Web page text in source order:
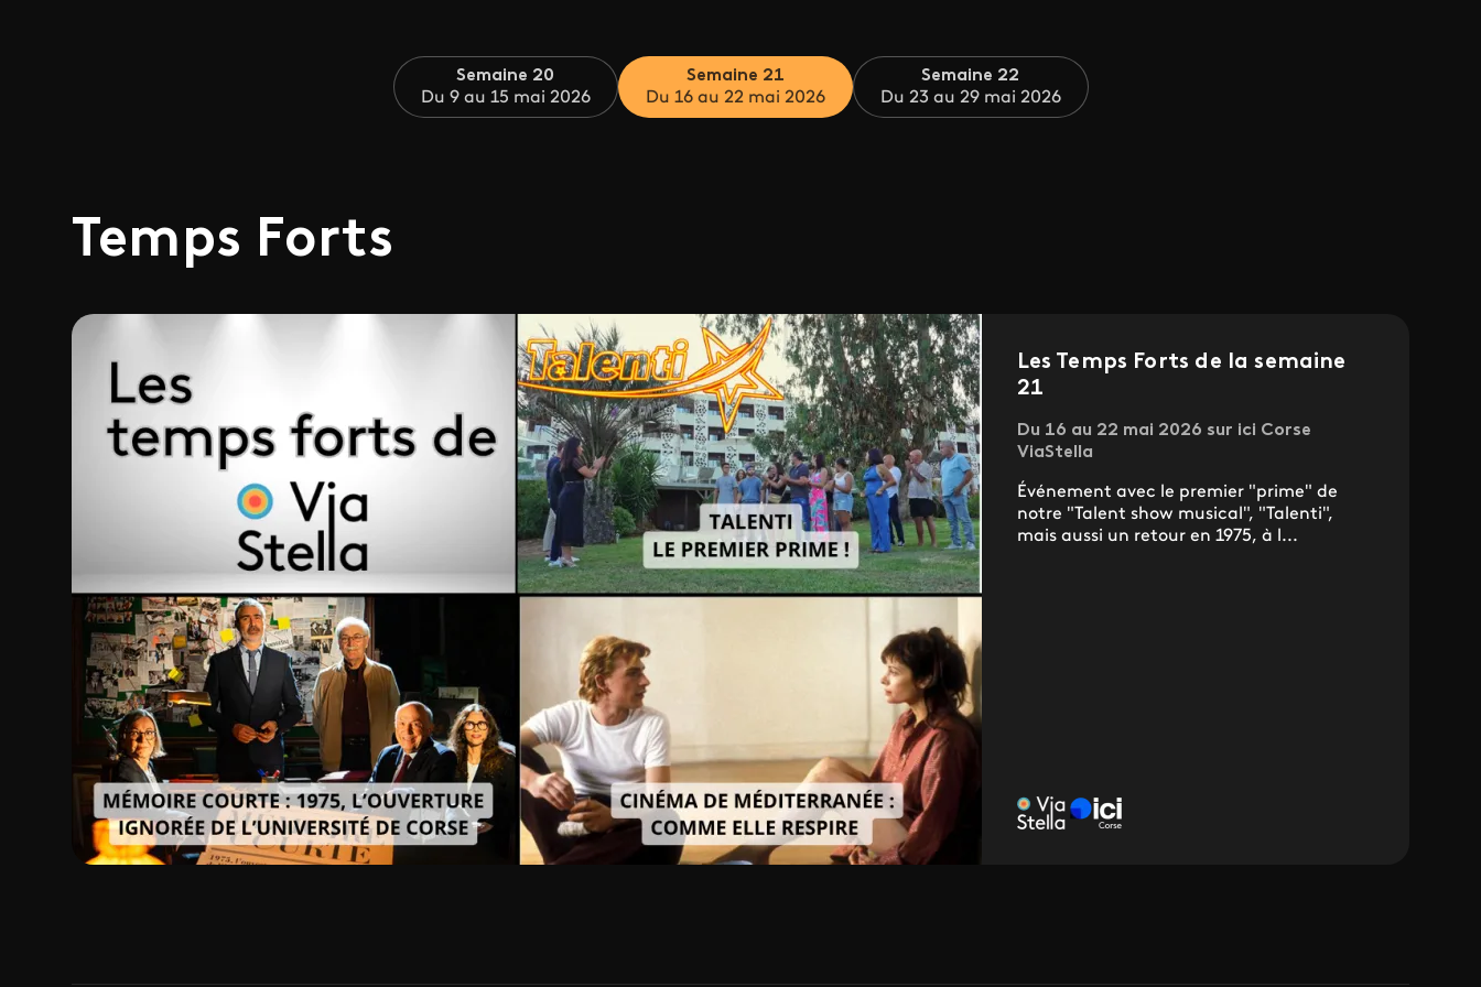
Semaine 20
Du 9 au 15 mai 2026
Semaine 21
Du 16 au 22 mai 2026
Semaine 22
Du 23 au 29 mai 2026
Temps Forts
Les Temps Forts de la semaine
21
Du 16 au 22 mai 2026 sur ici Corse
ViaStella
Événement avec le premier "prime" de
notre "Talent show musical", "Talenti",
mais aussi un retour en 1975, à l...